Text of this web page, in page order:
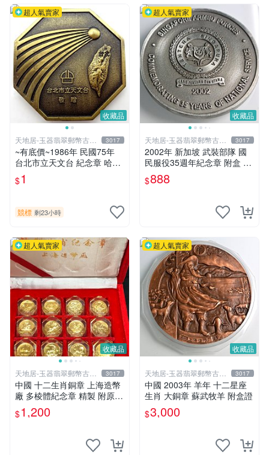
收藏品
超人氣賣家
天地居-玉器翡翠郵幣古玩
藝品
3017
~有底價~1986年 民國75年
台北市立天文台 紀念章 哈雷
彗星教育季
$1
競標 剩23小時
收藏品
超人氣賣家
天地居-玉器翡翠郵幣古玩
藝品
3017
2002年 新加坡 武裝部隊 國
民服役35週年紀念章 附盒 bo
x2 0617
$888
收藏品
超人氣賣家
天地居-玉器翡翠郵幣古玩
藝品
3017
中國 十二生肖銅章 上海造幣
廠 多棱體紀念章 精製 附原盒
壓克力 水晶球
$1,200
收藏品
超人氣賣家
天地居-玉器翡翠郵幣古玩
藝品
3017
中國 2003年 羊年 十二星座
生肖 大銅章 蘇武牧羊 附盒證
$3,000